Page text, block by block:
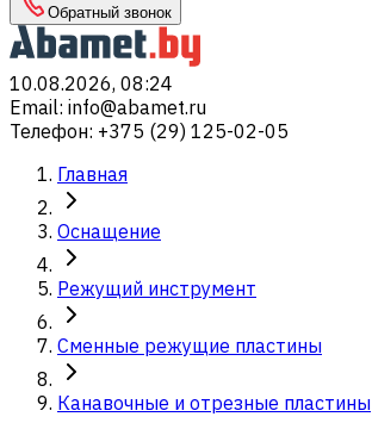
Обратный звонок
10.08.2026, 08:24
Email: info@abamet.ru
Телефон: +375 (29) 125-02-05
Главная
Оснащение
Режущий инструмент
Сменные режущие пластины
Канавочные и отрезные пластины